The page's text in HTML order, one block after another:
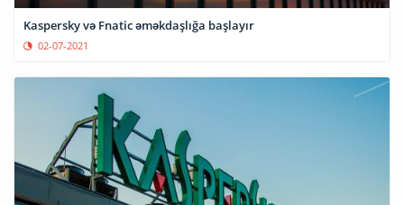
Kaspersky və Fnatic əməkdaşlığa başlayır
02-07-2021